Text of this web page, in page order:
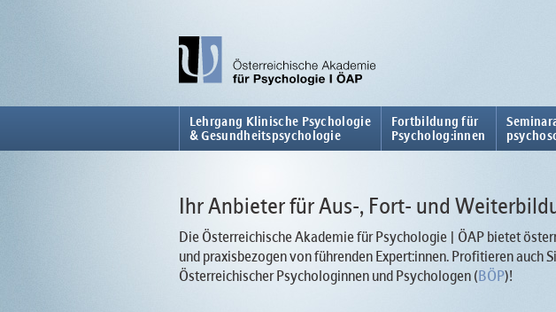
Lehrgang Klinische Psychologie
& Gesundheitspsychologie
Fortbildung für
Psycholog:innen
Ihr Anbieter für Aus-, Fort- und
Die Österreichische Akademie für Psychologie | ÖAP bietet
und praxisbezogen von führenden Expert:innen. Profitieren auch
Österreichischer Psychologinnen und Psychologen (BÖP)!